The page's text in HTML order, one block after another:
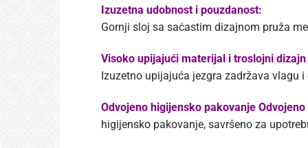
Izuzetna udobnost i pouzdanost:
Gornji sloj sa saćastim dizajnom pruža
Visoko upijajući materijal i troslojni
Izuzetno upijajuća jezgra zadržava vlagu
Odvojeno higijensko pakovanje Odvojeno
higijensko pakovanje, savršeno za